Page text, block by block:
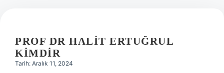
PROF DR HALIT ERTUĞRUL
KIMDIR
Tarih: Aralık 11, 2024